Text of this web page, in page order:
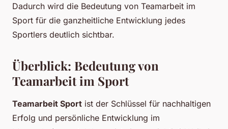
Dadurch wird die Bedeutung von Teamarbeit im
Sport für die ganzheitliche Entwicklung jedes
Sportlers deutlich sichtbar.
Überblick: Bedeutung von
Teamarbeit im Sport
Teamarbeit Sport ist der Schlüssel für nachhaltigen
Erfolg und persönliche Entwicklung im